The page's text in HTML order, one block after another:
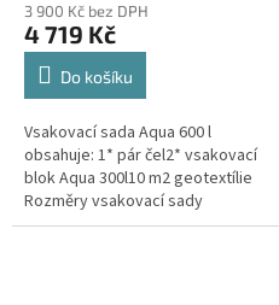
produktu
je
5,0
hvězdiček.
3 900 Kč bez DPH
4 719 Kč
Do košíku
Vsakovací sada Aqua 600 l
obsahuje: 1* pár čel2* vsakovací
blok Aqua 300l10 m2 geotextílie
Rozměry vsakovací sady
240x80x52 cm Nesedí vám